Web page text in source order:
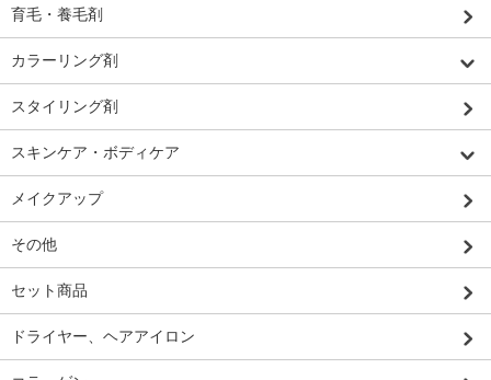
育毛・養毛剤
カラーリング剤
スタイリング剤
スキンケア・ボディケア
メイクアップ
その他
セット商品
ドライヤー、ヘアアイロン